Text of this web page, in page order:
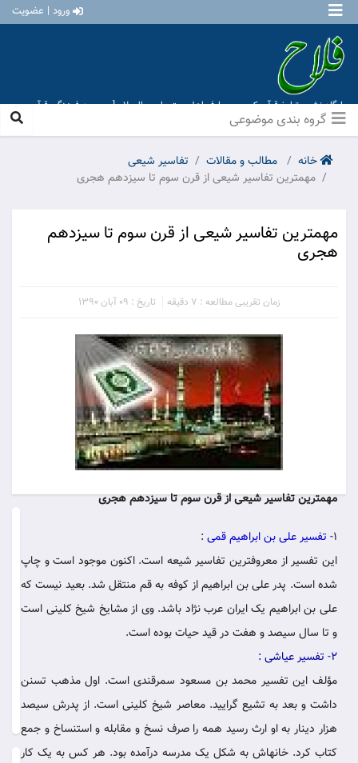
ورود | عضویت
پایگاه نشر و تبلیغ قرآن کریم و معارف اهل بیت علیهم السلام [ موسسه فرهنگی قرآن و
عترت منهاج عشق آباد ]
خانه مطالب و مقالات
تفاسیر شیعی
مهمترین تفاسیر شیعی از قرن سوم تا سیزدهم هجری
مهمترین تفاسیر شیعی از قرن سوم تا سیزدهم
هجری
زمان تقریبی مطالعه : 7 دقیقه تاریخ : 09 آبان 1390
مهمترین تفاسیر شیعی از قرن سوم تا سیزدهم هجری
1- تفسیر علی بن ابراهیم قمی :
این تفسیر از معروفترین تفاسیر شیعه‏ است. اکنون موجود است و چاپ
شده است. پدر علی بن ابراهیم از کوفه‏ به قم منتقل شد. بعید نیست که
علی بن ابراهیم یک ایران عرب نژاد باشد. وی از مشایخ شیخ کلینی است
و تا سال سیصد و هفت در قید حیات‏ بوده است.
2- تفسیر عیاشی
:
مؤلف این تفسیر محمد بن مسعود سمرقندی است. اول‏ مذهب تسنن
داشت و بعد به تشیع گرایید. معاصر شیخ کلینی است. از پدرش سیصد
هزار دینار به او ارث رسید همه را صرف نسخ و مقابله و استنساخ و جمع
کتاب کرد. خانه‏اش به شکل یک مدرسه درآمده بود. هر کس‏ به یک کار